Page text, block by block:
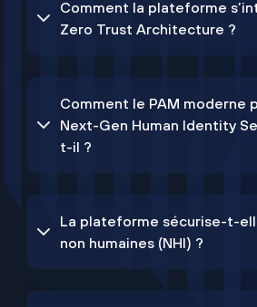
Comment la plateforme
Zero Trust Architecture ?
Comment le PAM moderne
Next-Gen Human Identity
t-il ?
La plateforme sécurise-t-
non humaines (NHI) ?